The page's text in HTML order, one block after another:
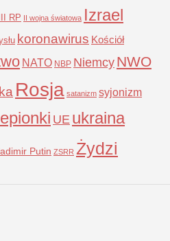
RP II wojna światowa Izrael
koronawirus Kościół
NATO NBP NiemcyNWO
Rosja satanizm syjonizm
UE ukraina
Putin ZSRR Żydzi